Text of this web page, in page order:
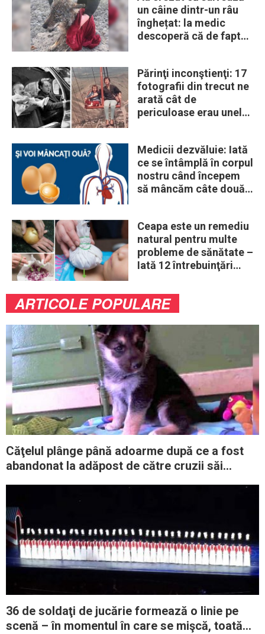
un câine dintr-un râu
înghețat: la medic
descoperă că de fapt
Părinţi inconştienţi: 17
fotografii din trecut ne
arată cât de
periculoase erau unele
Medicii dezvăluie: Iată
ce se întâmplă în corpul
nostru când începem
să mâncăm câte două
Ceapa este un remediu
natural pentru multe
probleme de sănătate –
Iată 12 întrebuinţări
ARTICOLE POPULARE
Căţelul plânge până adoarme după ce a fost
abandonat la adăpost de către cruzii săi
36 de soldaţi de jucărie formează o linie pe
scenă – în momentul în care se mişcă, toată